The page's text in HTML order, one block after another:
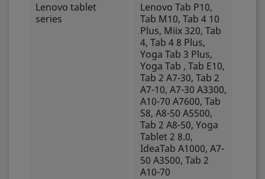
Lenovo tablet
series
Lenovo Tab P10,
Tab M10, Tab 4 10
Plus, Miix 320, Tab
4, Tab 4 8 Plus,
Yoga Tab 3 Plus,
Yoga Tab , Tab E10,
Tab 2 A7-30, Tab 2
A7-10, A7-30 A3300,
A10-70 A7600, Tab
S8, A8-50 A5500,
Tab 2 A8-50, Yoga
Tablet 2 8.0,
IdeaTab A1000, A7-
50 A3500, Tab 2
A10-70